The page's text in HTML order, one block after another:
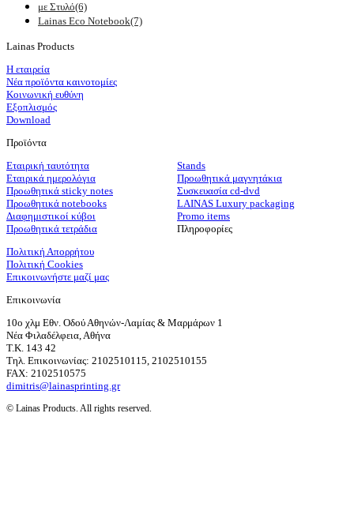
με Στυλό(6)
Lainas Eco Notebook(7)
Lainas Products
Η εταιρεία
Νέα προϊόντα καινοτομίες
Κοινωνική ευθύνη
Εξοπλισμός
Download
Προϊόντα
Εταιρική ταυτότητα
Εταιρικά ημερολόγια
Προωθητικά sticky notes
Προωθητικά notebooks
Διαφημιστικοί κύβοι
Προωθητικά τετράδια
Stands
Προωθητικά μαγνητάκια
Συσκευασία cd-dvd
LAINAS Luxury packaging
Promo items
Πληροφορίες
Πολιτική Απορρήτου
Πολιτική Cookies
Επικοινωνήστε μαζί μας
Επικοινωνία
10ο χλμ Εθν. Οδού Αθηνών-Λαμίας & Μαρμάρων 1
Νέα Φιλαδέλφεια, Αθήνα
T.K. 143 42
Τηλ. Επικοινωνίας: 2102510115, 2102510155
FAX: 2102510575
dimitris@lainasprinting.gr
© Lainas Products. All rights reserved.